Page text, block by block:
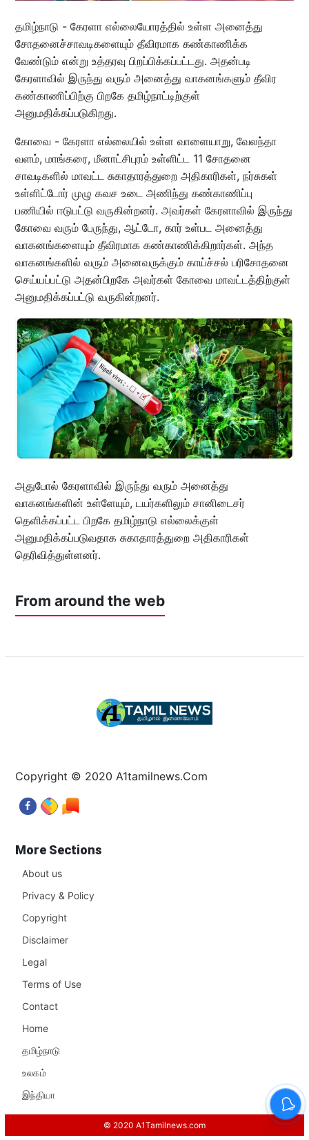
தமிழ்நாடு - கேரளா எல்லையோரத்தில் உள்ள அனைத்து
சோதனைச்சாவடிகளையும் தீவிரமாக கண்காணிக்க
வேண்டும் என்று உத்தரவு பிறப்பிக்கப்பட்டது. அதன்படி
கேரளாவில் இருந்து வரும் அனைத்து வாகனங்களும் தீவிர
கண்காணிப்பிற்கு பிறகே தமிழ்நாட்டிற்குள்
அனுமதிக்கப்படுகிறது.
கோவை - கேரளா எல்லையில் உள்ள வாளையாறு, வேலந்தா
வளம், மாங்கரை, மீனாட்சிபுரம் உள்ளிட்ட 11 சோதனை
சாவடிகளில் மாவட்ட சுகாதாரத்துறை அதிகாரிகள், நர்சுகள்
உள்ளிட்டோர் முழு கவச உடை அணிந்து கண்காணிப்பு
பணியில் ஈடுபட்டு வருகின்றனர். அவர்கள் கேரளாவில் இருந்து
கோவை வரும் பேருந்து, ஆட்டோ, கார் உள்பட அனைத்து
வாகனங்களையும் தீவிரமாக கண்காணிக்கிறார்கள். அந்த
வாகனங்களில் வரும் அனைவருக்கும் காய்ச்சல் பரிசோதனை
செய்யப்பட்டு அதன்பிறகே அவர்கள் கோவை மாவட்டத்திற்குள்
அனுமதிக்கப்பட்டு வருகின்றனர்.
அதுபோல் கேரளாவில் இருந்து வரும் அனைத்து
வாகனங்களின் உள்ளேயும், டயர்களிலும் சானிடைசர்
தெளிக்கப்பட்ட பிறகே தமிழ்நாடு எல்லைக்குள்
அனுமதிக்கப்படுவதாக சுகாதாரத்துறை அதிகாரிகள்
தெரிவித்துள்ளனர்.
From around the web
Copyright © 2020 A1tamilnews.Com
More Sections
About us
Privacy & Policy
Copyright
Disclaimer
Legal
Terms of Use
Contact
Home
தமிழ்நாடு
உலகம்
இந்தியா
© 2020 A1Tamilnews.com